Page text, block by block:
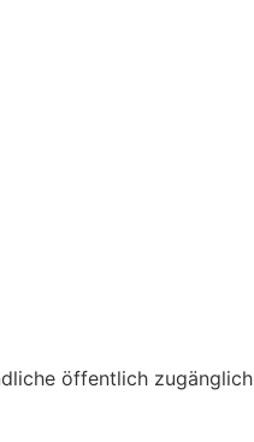
öffentlich zugänglich